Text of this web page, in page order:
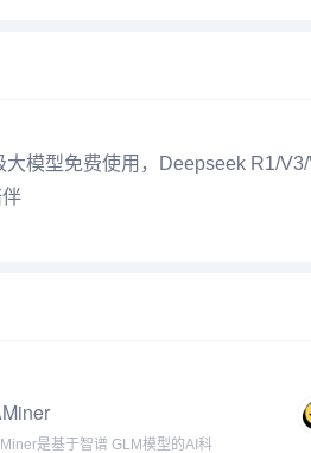
模型免费使用，Deepseek R1/
是基于智谱 GLM模型的AI科